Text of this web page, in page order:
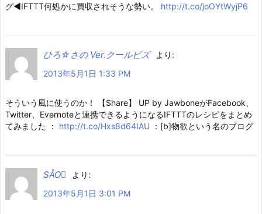
グ◀IFTTT何処かに買収されそうな勢い。 http://t.co/joOYtWyjP6
ひろ☆さの Ver.クールビズ
より:
2013年5月1日 1:33 PM
そういう風に使うのか！ 【Share】 UP by JawboneがFacebook、
Twitter、Evernoteと連携できるようになるIFTTTのレシピをまとめ
てみました ： http://t.co/Hxs8d64IAU ：[b]物欲という名のブログ
SÅO
より:
2013年5月1日 3:01 PM